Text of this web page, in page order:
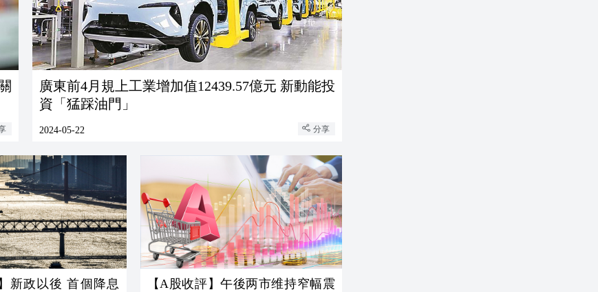
廣東前4月規上工業增加值12439.57億元 新動能投
資「猛踩油門」
2024-05-22 分享
以後 首個降息
【A股收評】午後两市维持窄幅震